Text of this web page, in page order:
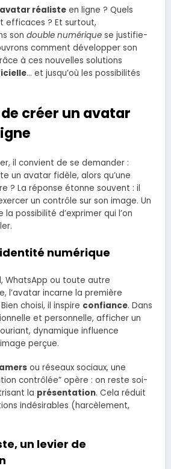
avatar réaliste en ligne ? Quels
efficaces ? Et surtout,
son double numérique se justifie-
comment développer son
à ces nouvelles solutions
… et jusqu’où les possibilités
créer un avatar
il convient de se demander :
un avatar fidèle, alors qu’une
? La réponse étonne souvent : il
un contrôle sur son image. Un
possibilité d’exprimer qui l’on
numérique
WhatsApp ou toute autre
l’avatar incarne la première
choisi, il inspire confiance. Dans
et personnelle, afficher un
dynamique influence
perçue.
ou réseaux sociaux, une
contrôlée” opère : on reste soi-
la présentation. Cela réduit
indésirables (harcèlement,
un levier de